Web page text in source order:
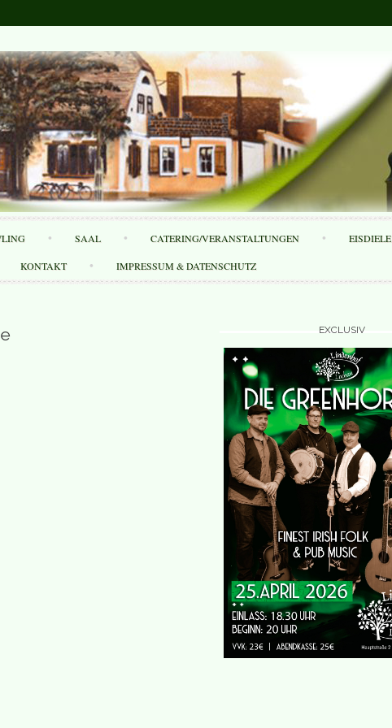
Skip
to
SAAL CATERING/VERANSTALTUNGEN EISDIELE
KONTAKT IMPRESSUM & DATENSCHUTZ
EXCLUSIV